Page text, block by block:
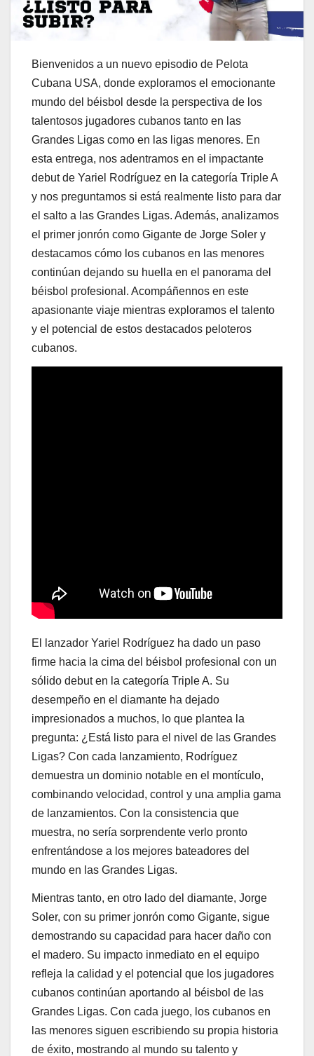
Bienvenidos a un nuevo episodio de Pelota
Cubana USA, donde exploramos el emocionante
mundo del béisbol desde la perspectiva de los
talentosos jugadores cubanos tanto en las
Grandes Ligas como en las ligas menores. En
esta entrega, nos adentramos en el impactante
debut de Yariel Rodríguez en la categoría Triple A
y nos preguntamos si está realmente listo para dar
el salto a las Grandes Ligas. Además, analizamos
el primer jonrón como Gigante de Jorge Soler y
destacamos cómo los cubanos en las menores
continúan dejando su huella en el panorama del
béisbol profesional. Acompáñennos en este
apasionante viaje mientras exploramos el talento
y el potencial de estos destacados peloteros
cubanos.
El lanzador Yariel Rodríguez ha dado un paso
firme hacia la cima del béisbol profesional con un
sólido debut en la categoría Triple A. Su
desempeño en el diamante ha dejado
impresionados a muchos, lo que plantea la
pregunta: ¿Está listo para el nivel de las Grandes
Ligas? Con cada lanzamiento, Rodríguez
demuestra un dominio notable en el montículo,
combinando velocidad, control y una amplia gama
de lanzamientos. Con la consistencia que
muestra, no sería sorprendente verlo pronto
enfrentándose a los mejores bateadores del
mundo en las Grandes Ligas.
Mientras tanto, en otro lado del diamante, Jorge
Soler, con su primer jonrón como Gigante, sigue
demostrando su capacidad para hacer daño con
el madero. Su impacto inmediato en el equipo
refleja la calidad y el potencial que los jugadores
cubanos continúan aportando al béisbol de las
Grandes Ligas. Con cada juego, los cubanos en
las menores siguen escribiendo su propia historia
de éxito, mostrando al mundo su talento y